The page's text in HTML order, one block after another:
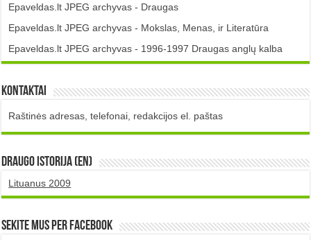
Epaveldas.lt JPEG archyvas - Draugas
Epaveldas.lt JPEG archyvas - Mokslas, Menas, ir Literatūra
Epaveldas.lt JPEG archyvas - 1996-1997 Draugas anglų kalba
Kontaktai
Raštinės adresas, telefonai, redakcijos el. paštas
DRAUGO istorija (EN)
Lituanus 2009
Sekite mus per Facebook